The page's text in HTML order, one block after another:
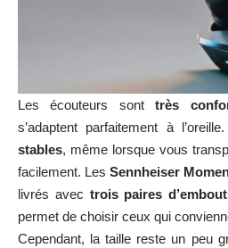
Les écouteurs sonttrès
s’adaptent parfaitement à
stables, même lorsque vous
facilement. Les Sennheiser
livrés avec trois paires
permet de choisir ceux qui
Cependant, la taille reste un peu